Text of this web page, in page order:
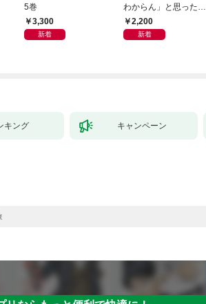
5巻
3,300
新着
わからん」と思ったと
きに読む本
2,200
新着
キング キャンペーン